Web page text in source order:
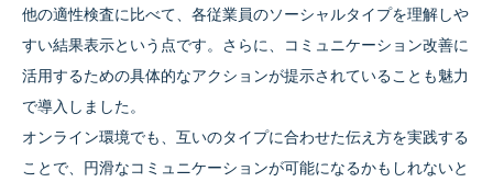
他の適性検査に比べて、各従業員のソーシャルタイプを理解しや
すい結果表示という点です。さらに、コミュニケーション改善に
活用するための具体的なアクションが提示されていることも魅力
で導入しました。
オンライン環境でも、互いのタイプに合わせた伝え方を実践する
ことで、円滑なコミュニケーションが可能になるかもしれないと